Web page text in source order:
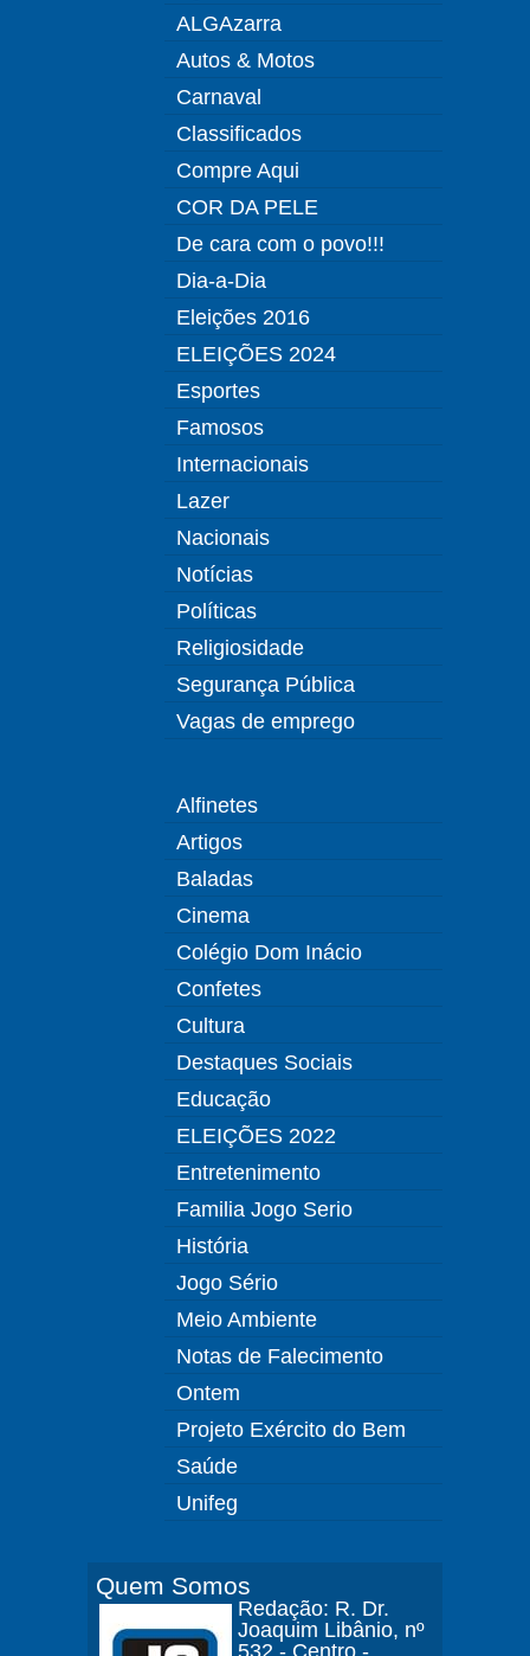
ALGAzarra
Autos & Motos
Carnaval
Classificados
Compre Aqui
COR DA PELE
De cara com o povo!!!
Dia-a-Dia
Eleições 2016
ELEIÇÕES 2024
Esportes
Famosos
Internacionais
Lazer
Nacionais
Notícias
Políticas
Religiosidade
Segurança Pública
Vagas de emprego
Alfinetes
Artigos
Baladas
Cinema
Colégio Dom Inácio
Confetes
Cultura
Destaques Sociais
Educação
ELEIÇÕES 2022
Entretenimento
Familia Jogo Serio
História
Jogo Sério
Meio Ambiente
Notas de Falecimento
Ontem
Projeto Exército do Bem
Saúde
Unifeg
Quem Somos
Redação: R. Dr.
Joaquim Libânio, nº
532 - Centro -